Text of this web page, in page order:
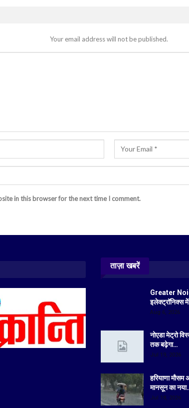
Your email address will not be published.
in this browser for the next time I comment.
ताज़ा खबरें
Greater
इलेक्ट्रॉनिक्स
Aug 6, 2026
नोएडा मेट्रो
तक बढ़ेगा…
Jul 19, 2026
हरियाणा
मानसून का
Jul 18, 2026